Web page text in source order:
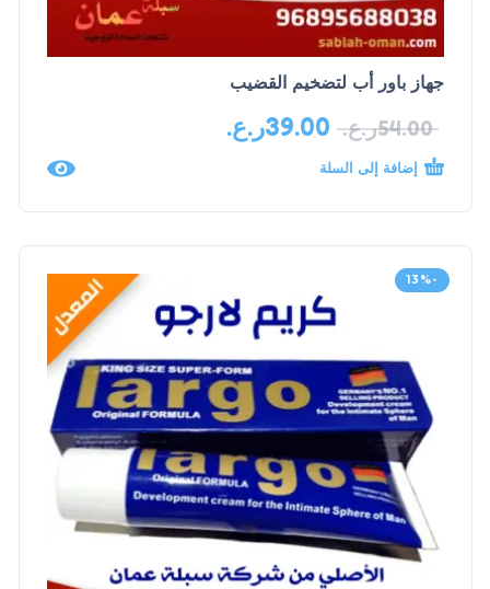
جهاز باور أب لتضخيم القضيب
54.00ر.ع. 39.00ر.ع.
إضافة إلى السلة
-13%